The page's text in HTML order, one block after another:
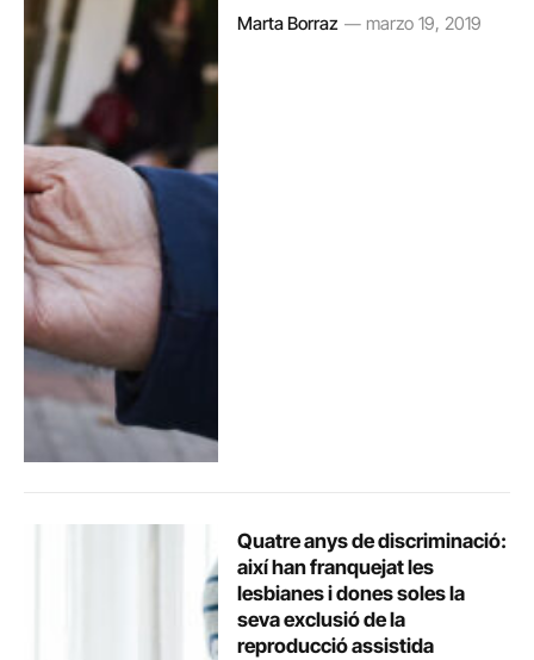
Marta Borraz marzo 19, 2019
Quatre anys de discriminació:
així han franquejat les
lesbianes i dones soles la
seva exclusió de la
reproducció assistida